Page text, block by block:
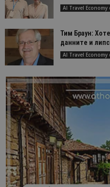
AI Travel Economy
Тим Браун:
данните и
AI Travel Economy